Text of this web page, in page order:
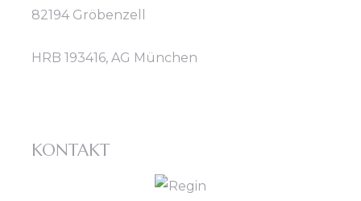
82194 Gröbenzell
HRB 193416, AG München
KONTAKT